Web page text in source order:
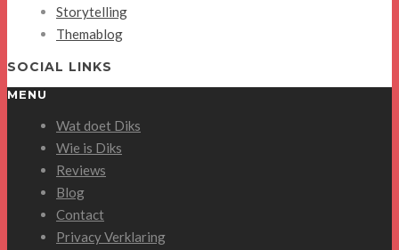
Storytelling
Themablog
SOCIAL LINKS
MENU
Wat doet Diks
Wie is Diks
Reviews
Blog
Contact
Privacy Verklaring